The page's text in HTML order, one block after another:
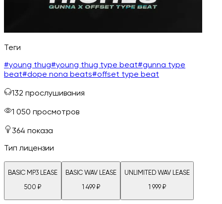
Теги
#young thug#young thug type beat#gunna type
beat#dope nona beats#offset type beat
132 прослушивания
1 050 просмотров
364 показа
Тип лицензии
BASIC MP3 LEASE
500 ₽
BASIC WAV LEASE
1 499₽
UNLIMITED WAV LEASE
1 999₽